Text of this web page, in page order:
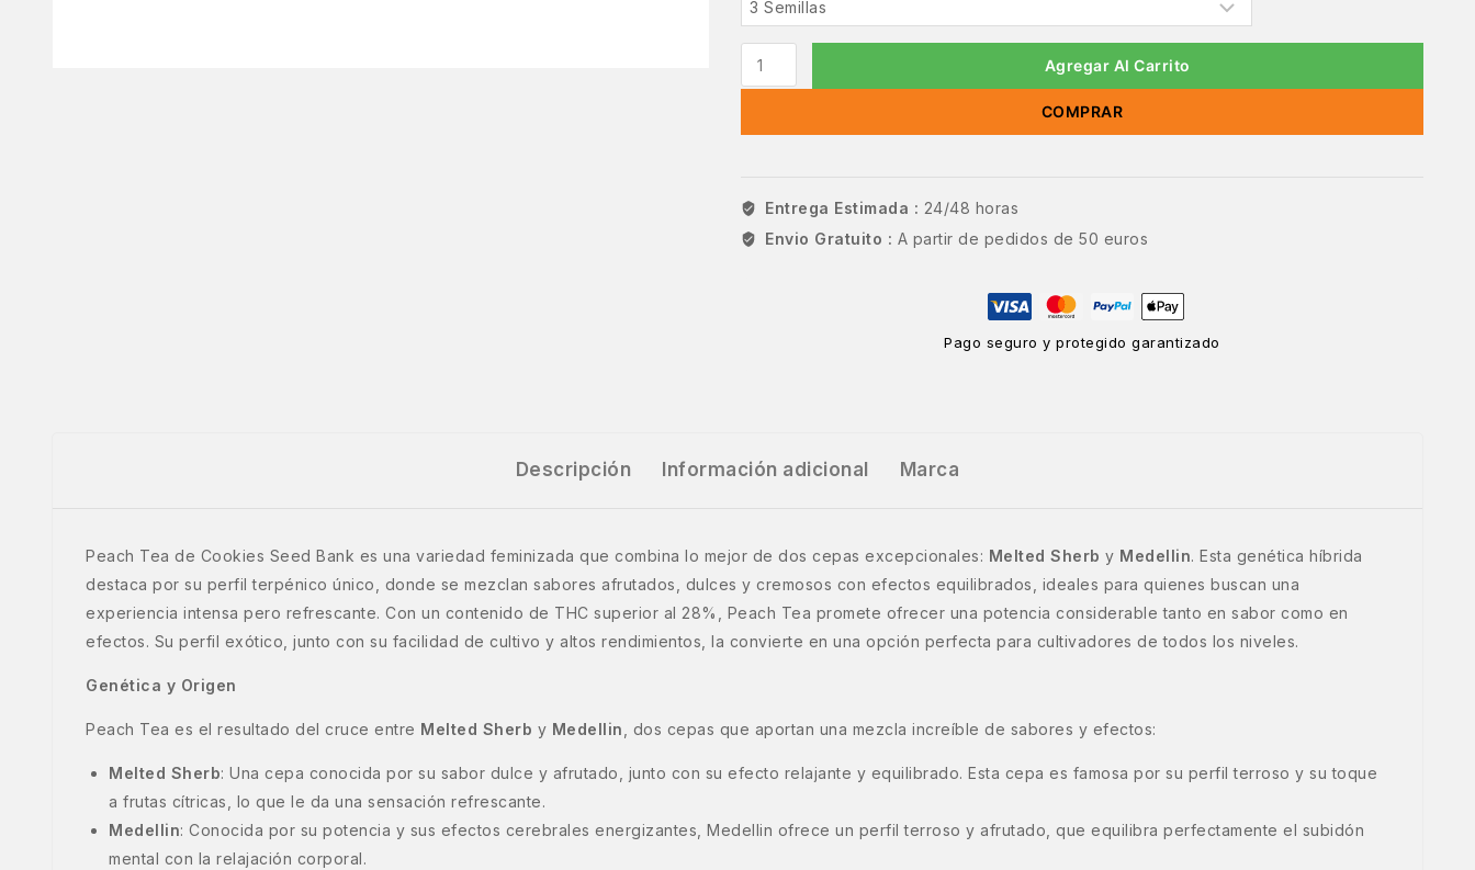
Agregar Al Carrito
COMPRAR
Entrega Estimada : 24/48 horas
Envio Gratuito : A partir de pedidos de 50 euros
Pago seguro y protegido garantizado
Descripción Información adicional Marca
Peach Tea de Cookies Seed Bank es una variedad feminizada que combina lo mejor de dos cepas excepcionales: Melted Sherb y Medellin. Esta genética híbrida
destaca por su perfil terpénico único, donde se mezclan sabores afrutados, dulces y cremosos con efectos equilibrados, ideales para quienes buscan una
experiencia intensa pero refrescante. Con un contenido de THC superior al 28%, Peach Tea promete ofrecer una potencia considerable tanto en sabor como en
efectos. Su perfil exótico, junto con su facilidad de cultivo y altos rendimientos, la convierte en una opción perfecta para cultivadores de todos los niveles.
Genética y Origen
Peach Tea es el resultado del cruce entre Melted Sherb y Medellin , dos cepas que aportan una mezcla increíble de sabores y efectos:
Melted Sherb: Una cepa conocida por su sabor dulce y afrutado, junto con su efecto relajante y equilibrado. Esta cepa es famosa por su perfil terroso y su toque
a frutas cítricas, lo que le da una sensación refrescante.
Medellin: Conocida por su potencia y sus efectos cerebrales energizantes, Medellin ofrece un perfil terroso y afrutado, que equilibra perfectamente el subidón
mental con la relajación corporal.